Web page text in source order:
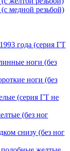
медной резьбой)
года (серия ГТ
ноги (без
ноги (без
(серия ГТ не
(без ног
снизу (без ног